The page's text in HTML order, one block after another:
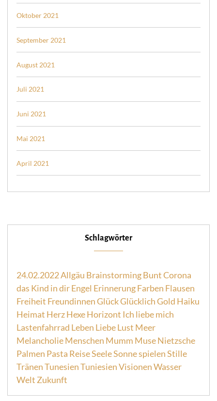
Oktober 2021
September 2021
August 2021
Juli 2021
Juni 2021
Mai 2021
April 2021
Schlagwörter
24.02.2022Allgäu BrainstormingBuntCorona
das Kind in dirEngel ErinnerungFarben Flausen
Freiheit FreundinnenGlückGlücklichGold Haiku
Heimat HerzHexeHorizont Ich liebe mich
Lastenfahrrad Leben LiebeLust Meer
MelancholieMenschen Mumm MuseNietzsche
Palmen Pasta ReiseSeeleSonnespielenStille
TränenTunesienTuniesienVisionenWasser
Welt Zukunft